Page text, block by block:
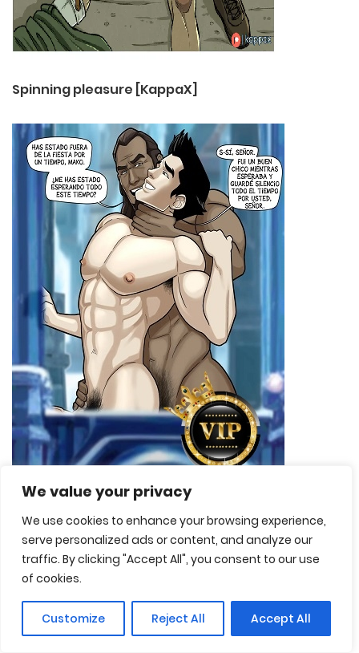
We value your privacy
We use cookies to enhance your browsing experience,
serve personalized ads or content, and analyze our
traffic. By clicking "Accept All", you consent to our use
of cookies.
Customize Reject All Accept All
Spinning pleasure [KappaX]
Mako x Tonraq [Creedo]
Página 1 de 2 1 2